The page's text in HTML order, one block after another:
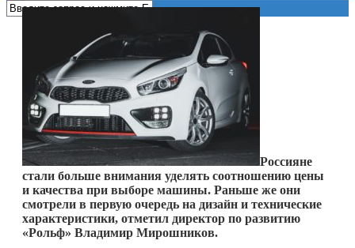
Россияне
стали больше внимания уделять соотношению цены
и качества при выборе машины. Раньше же они
смотрели в первую очередь на дизайн и технические
характеристики, отметил директор по развитию
«Рольф» Владимир Мирошников.